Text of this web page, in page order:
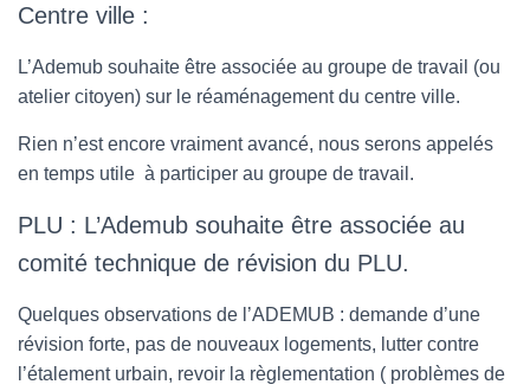
Centre ville :
L’Ademub souhaite être associée au groupe de travail (ou
atelier citoyen) sur le réaménagement du centre ville.
Rien n’est encore vraiment avancé, nous serons appelés
en temps utile à participer au groupe de travail.
PLU : L’Ademub souhaite être associée au
comité technique de révision du PLU.
Quelques observations de l’ADEMUB : demande d’une
révision forte, pas de nouveaux logements, lutter contre
l’étalement urbain, revoir la règlementation ( problèmes de